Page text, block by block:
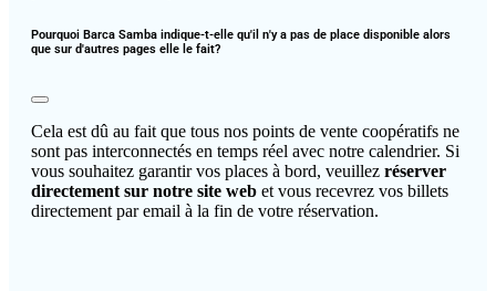
Pourquoi Barca Samba indique-t-elle qu'il n'y a pas de place disponible alors
que sur d'autres pages elle le fait?
Cela est dû au fait que tous nos points de vente coopératifs ne
sont pas interconnectés en temps réel avec notre calendrier. Si
vous souhaitez garantir vos places à bord, veuillez réserver
directement sur notre site web et vous recevrez vos billets
directement par email à la fin de votre réservation.